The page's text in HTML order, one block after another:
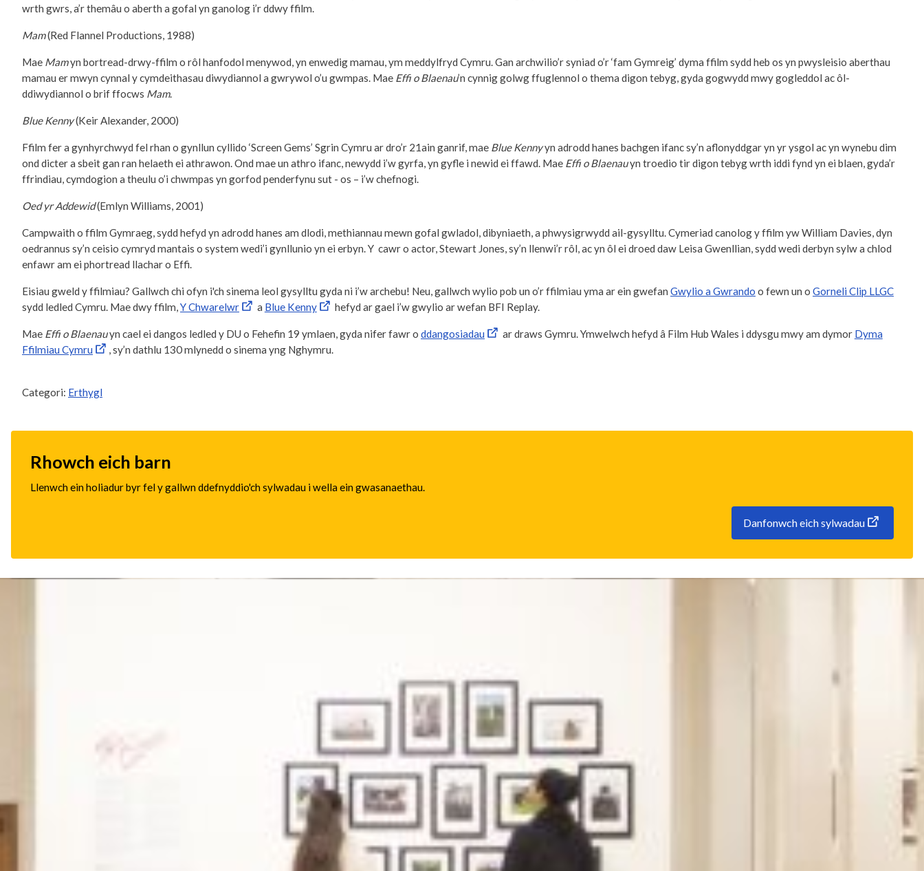
wrth gwrs, a’r themâu o aberth a gofal yn ganolog i’r ddwy ffilm.
Mam(Red Flannel Productions, 1988)
Mae Mamyn bortread-drwy-ffilm o rôl hanfodol menywod, yn enwedig mamau, ym meddylfryd Cymru. Gan archwilio’r syniad o’r ‘fam Gymreig’ dyma ffilm sydd heb os yn pwysleisio aberthau
mamau er mwyn cynnal y cymdeithasau diwydiannol a gwrywol o’u gwmpas. Mae Effi o Blaenau’n cynnig golwg ffuglennol o thema digon tebyg, gyda gogwydd mwy gogleddol ac ôl-
ddiwydiannol o brif ffocws Mam.
Blue Kenny(Keir Alexander, 2000)
Ffilm fer a gynhyrchwyd fel rhan o gynllun cyllido ‘Screen Gems’ Sgrin Cymru ar dro’r 21ain ganrif, mae Blue Kennyyn adrodd hanes bachgen ifanc sy’n aflonyddgar yn yr ysgol ac yn wynebu dim
ond dicter a sbeit gan ran helaeth ei athrawon. Ond mae un athro ifanc, newydd i’w gyrfa, yn gyfle i newid ei ffawd. Mae Effi o Blaenauyn troedio tir digon tebyg wrth iddi fynd yn ei blaen, gyda’r
ffrindiau, cymdogion a theulu o’i chwmpas yn gorfod penderfynu sut - os – i’w chefnogi.
Oed yr Addewid(Emlyn Williams, 2001)
Campwaith o ffilm Gymraeg, sydd hefyd yn adrodd hanes am dlodi, methiannau mewn gofal gwladol, dibyniaeth, a phwysigrwydd ail-gysylltu. Cymeriad canolog y ffilm yw William Davies, dyn
oedrannus sy’n ceisio cymryd mantais o system wedi’i gynllunio yn ei erbyn. Y cawr o actor, Stewart Jones, sy’n llenwi’r rôl, ac yn ôl ei droed daw Leisa Gwenllian, sydd wedi derbyn sylw a chlod
enfawr am ei phortread llachar o Effi.
Eisiau gweld y ffilmiau? Gallwch chi ofyn i'ch sinema leol gysylltu gyda ni i’w archebu! Neu, gallwch wylio pob un o’r ffilmiau yma ar ein gwefan Gwylio a Gwrando o fewn un o Gorneli Clip LLGC
sydd ledled Cymru. Mae dwy ffilm,Y Chwarelwr a Blue Kenny hefyd ar gael i’w gwylio ar wefan BFI Replay.
Mae Effi o Blaenauyn cael ei dangos ledled y DU o Fehefin 19 ymlaen, gyda nifer fawr o ddangosiadau ar draws Gymru. Ymwelwch hefyd â Film Hub Wales i ddysgu mwy am dymor Dyma
Ffilmiau Cymru
, sy’n dathlu 130 mlynedd o sinema yng Nghymru.
Categori: Erthygl
Rhowch eich barn
Llenwch ein holiadur byr fel y gallwn ddefnyddio'ch sylwadau i wella ein gwasanaethau.
Danfonwch eich sylwadau